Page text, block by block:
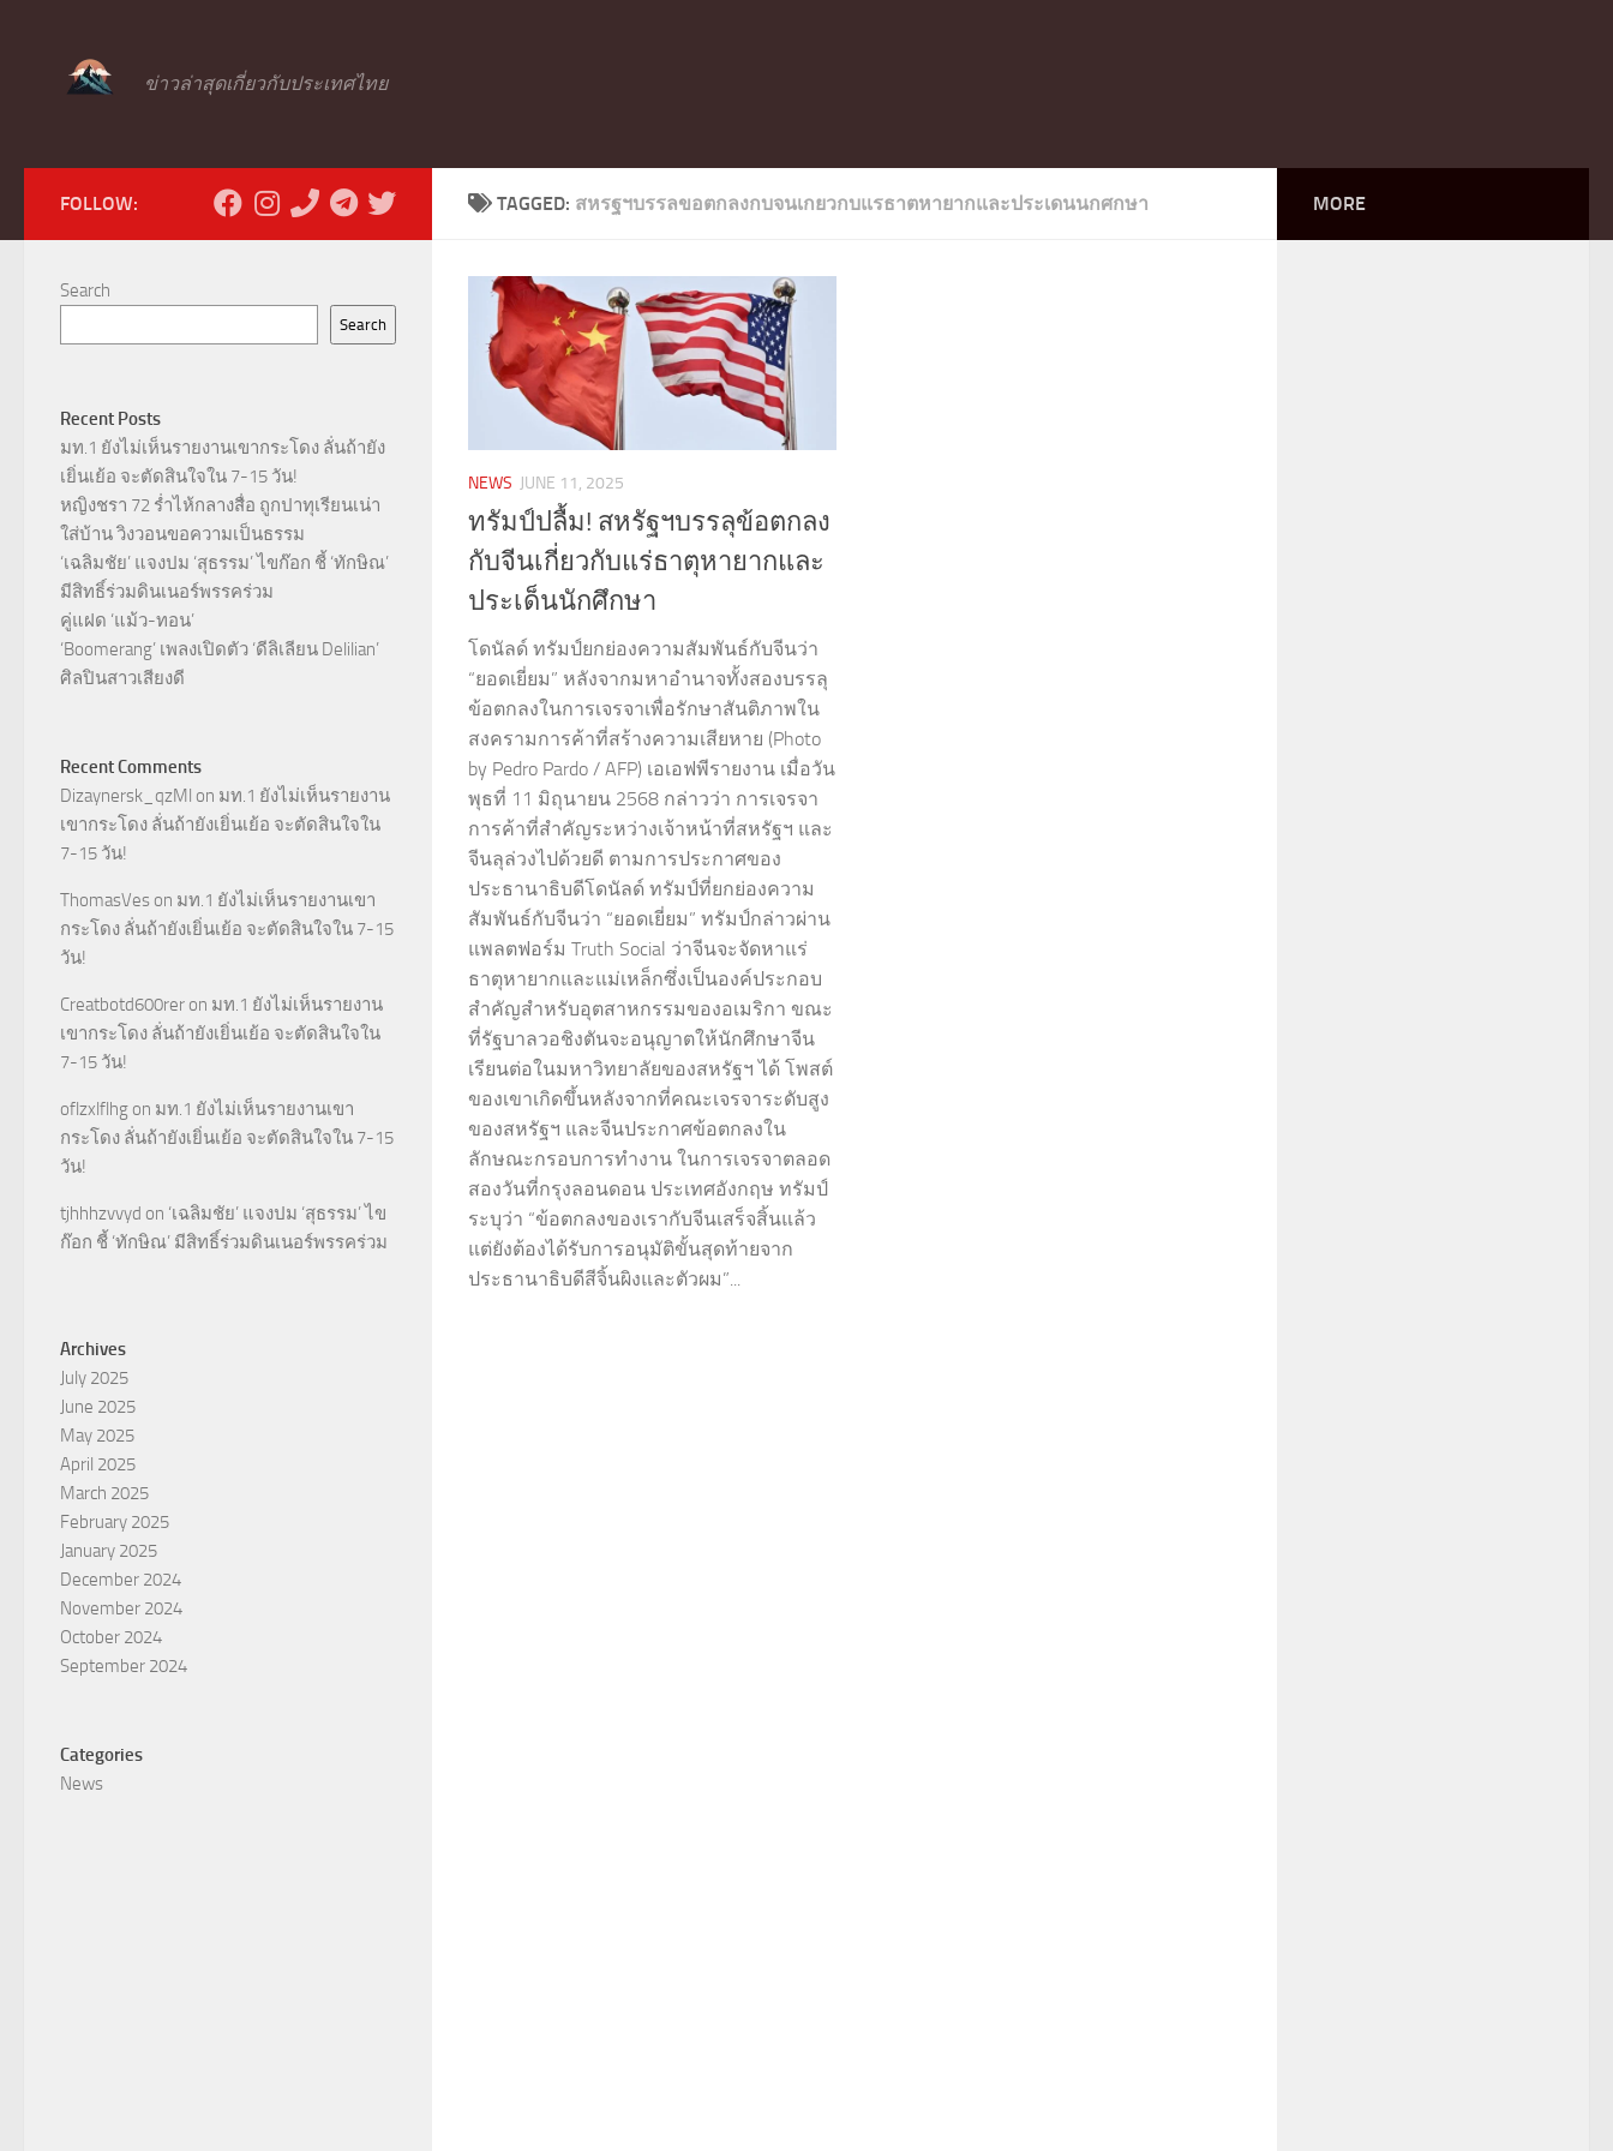
ข่าวล่าสุดเกี่ยวกับประเทศไทย
TAGGED: สหรฐฯบรรลขอตกลงกบจนเกยวกบแรธาตหายากและประเดนนกศกษา
NEWS JUNE 11, 2025
ทรัมป์ปลื้ม! สหรัฐฯบรรลุข้อตกลง
กับจีนเกี่ยวกับแร่ธาตุหายากและ
ประเด็นนักศึกษา
โดนัลด์ ทรัมป์ยกย่องความสัมพันธ์กับจีนว่า
“ยอดเยี่ยม” หลังจากมหาอำนาจทั้งสองบรรลุ
ข้อตกลงในการเจรจาเพื่อรักษาสันติภาพใน
สงครามการค้าที่สร้างความเสียหาย (Photo
by Pedro Pardo / AFP) เอเอฟพีรายงาน เมื่อวัน
พุธที่ 11 มิถุนายน 2568 กล่าวว่า การเจรจา
การค้าที่สำคัญระหว่างเจ้าหน้าที่สหรัฐฯ และ
จีนลุล่วงไปด้วยดี ตามการประกาศของ
ประธานาธิบดีโดนัลด์ ทรัมป์ที่ยกย่องความ
สัมพันธ์กับจีนว่า “ยอดเยี่ยม” ทรัมป์กล่าวผ่าน
แพลตฟอร์ม Truth Social ว่าจีนจะจัดหาแร่
ธาตุหายากและแม่เหล็กซึ่งเป็นองค์ประกอบ
สำคัญสำหรับอุตสาหกรรมของอเมริกา ขณะ
ที่รัฐบาลวอชิงตันจะอนุญาตให้นักศึกษาจีน
เรียนต่อในมหาวิทยาลัยของสหรัฐฯ ได้ โพสต์
ของเขาเกิดขึ้นหลังจากที่คณะเจรจาระดับสูง
ของสหรัฐฯ และจีนประกาศข้อตกลงใน
ลักษณะกรอบการทำงาน ในการเจรจาตลอด
สองวันที่กรุงลอนดอน ประเทศอังกฤษ ทรัมป์
ระบุว่า “ข้อตกลงของเรากับจีนเสร็จสิ้นแล้ว
แต่ยังต้องได้รับการอนุมัติขั้นสุดท้ายจาก
ประธานาธิบดีสีจิ้นผิงและตัวผม”...
FOLLOW:
Search
Search
Recent Posts
มท.1 ยังไม่เห็นรายงานเขากระโดง ลั่นถ้ายัง
เยิ่นเย้อ จะตัดสินใจใน 7-15 วัน!
หญิงชรา 72 ร่ำไห้กลางสื่อ ถูกปาทุเรียนเน่า
ใส่บ้าน วิงวอนขอความเป็นธรรม
‘เฉลิมชัย’ แจงปม ‘สุธรรม’ ไขก๊อก ชี้ ‘ทักษิณ’
มีสิทธิ์ร่วมดินเนอร์พรรคร่วม
คู่แฝด ‘แม้ว-ทอน’
‘Boomerang’ เพลงเปิดตัว ‘ดีลิเลียน Delilian’
ศิลปินสาวเสียงดี
Recent Comments
Dizaynersk_qzMl on มท.1 ยังไม่เห็นรายงาน
เขากระโดง ลั่นถ้ายังเยิ่นเย้อ จะตัดสินใจใน
7-15 วัน!
ThomasVes on มท.1 ยังไม่เห็นรายงานเขา
กระโดง ลั่นถ้ายังเยิ่นเย้อ จะตัดสินใจใน 7-15
วัน!
Creatbotd600rer on มท.1 ยังไม่เห็นรายงาน
เขากระโดง ลั่นถ้ายังเยิ่นเย้อ จะตัดสินใจใน
7-15 วัน!
oflzxlflhg on มท.1 ยังไม่เห็นรายงานเขา
กระโดง ลั่นถ้ายังเยิ่นเย้อ จะตัดสินใจใน 7-15
วัน!
tjhhhzvvyd on ‘เฉลิมชัย’ แจงปม ‘สุธรรม’ ไข
ก๊อก ชี้ ‘ทักษิณ’ มีสิทธิ์ร่วมดินเนอร์พรรคร่วม
Archives
July 2025
June 2025
May 2025
April 2025
March 2025
February 2025
January 2025
December 2024
November 2024
October 2024
September 2024
Categories
News
MORE